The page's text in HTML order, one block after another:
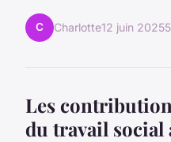
C Charlotte12 juin 2025
Les
du travail social